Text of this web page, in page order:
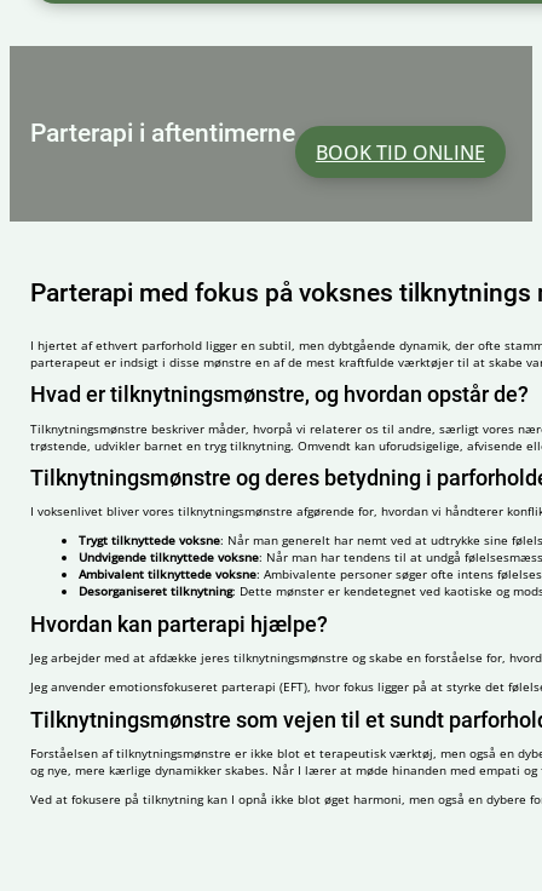
Parterapi i aftentimerne
BOOK TID ONLINE
Parterapi med fokus på voksnes tilknytnings
I hjertet af ethvert parforhold ligger en subtil, men dybtgående dynamik, der ofte
parterapeut er indsigt i disse mønstre en af de mest kraftfulde værktøjer til at skabe
Hvad er tilknytningsmønstre, og hvordan opstår de?
Tilknytningsmønstre beskriver måder, hvorpå vi relaterer os til andre, særligt vores
trøstende, udvikler barnet en tryg tilknytning. Omvendt kan uforudsigelige, afvisende
Tilknytningsmønstre og deres betydning i
I voksenlivet bliver vores tilknytningsmønstre afgørende for, hvordan vi håndterer
Trygt tilknyttede voksne: Når man generelt har nemt ved at udtrykke sine
Undvigende tilknyttede voksne: Når man har tendens til at undgå
Ambivalent tilknyttede voksne: Ambivalente personer søger ofte intens
Desorganiseret tilknytning: Dette mønster er kendetegnet ved kaotiske og
Hvordan kan parterapi hjælpe?
Jeg arbejder med at afdække jeres tilknytningsmønstre og skabe en forståelse for,
Jeg anvender emotionsfokuseret parterapi (EFT), hvor fokus ligger på at styrke det
Tilknytningsmønstre som vejen til et sundt
Forståelsen af tilknytningsmønstre er ikke blot et terapeutisk værktøj, men også en
og nye, mere kærlige dynamikker skabes. Når I lærer at møde hinanden med empati
Ved at fokusere på tilknytning kan I opnå ikke blot øget harmoni, men også en dybere